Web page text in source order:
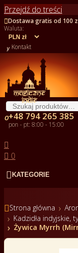
Przejdź do treści
Dostawa gratis od 100
Waluta:
 Kontakt
+48 794 265 385
pon - pt: 8:00 - 15:00

 0
 KATEGORIE
Strona główna
Kadzidła indyjskie,
Żywica Myrrh